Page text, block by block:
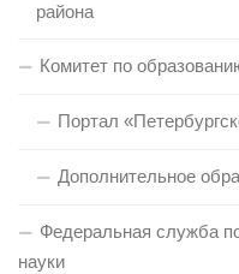
района
Комитет по
Портал
Дополнительное
Федеральная служба
науки